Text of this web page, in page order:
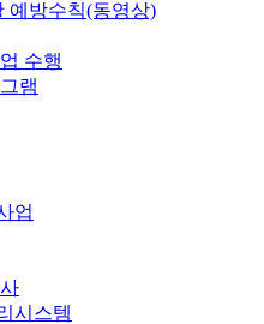
예방수칙(동영상)
수행
램
업
시스템